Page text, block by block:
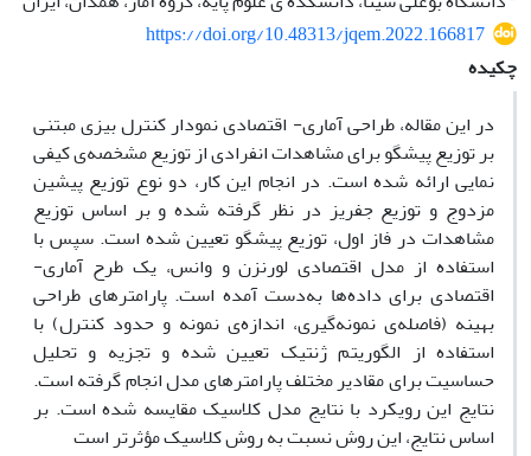
https://doi.org/10.48313/jqem.2022.166817
چکیده
در این مقاله، طراحی آماری- اقتصادی نمودار کنترل بیزی مبتنی
بر توزیع پیشگو برای مشاهدات انفرادی از توزیع مشخصه‌ی کیفی
نمایی ارائه شده است. در انجام این کار، دو نوع توزیع پیشین
مزدوج و توزیع جفریز در نظر گرفته شده و بر اساس توزیع
مشاهدات در فاز اول، توزیع پیشگو تعیین شده است. سپس با
استفاده از مدل اقتصادی لورنزن و وانس، یک طرح آماری-
اقتصادی برای داده‌ها به‌دست‌ آمده است. پارامترهای طراحی
بهینه (فاصله‌ی نمونه‌گیری، اندازه‌ی نمونه و حدود کنترل) با
استفاده از الگوریتم ژنتیک تعیین شده و تجزیه و تحلیل
حساسیت برای مقادیر مختلف پارامترهای مدل انجام گرفته است.
نتایج این رویکرد با نتایج مدل کلاسیک مقایسه شده است. بر
اساس نتایج، این روش نسبت به روش کلاسیک مؤثرتر است